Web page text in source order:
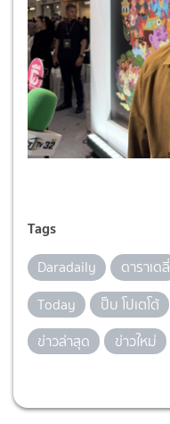
Tags
Daradaily ดาราเดลี่
Today
ปั๊บ โปเตโต้
ข่าวล่าสุด
ข่าวใหม่